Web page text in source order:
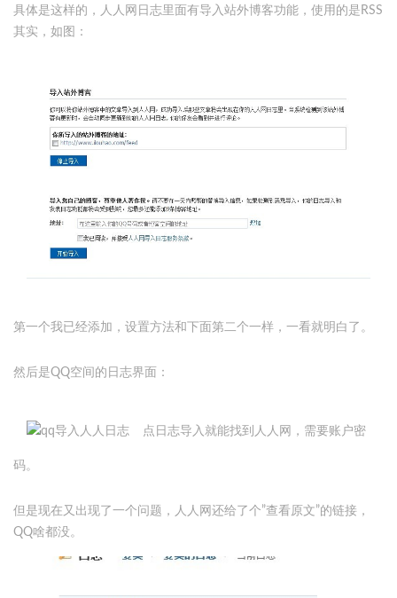
具体是这样的，人人网日志里面有导入站外博客功能，使用的是RSS
其实，如图：
第一个我已经添加，设置方法和下面第二个一样，一看就明白了。
然后是QQ空间的日志界面：
点日志导入就能找到人人网，需要账户密
码。
但是现在又出现了一个问题，人人网还给了个”查看原文”的链接，
QQ啥都没。